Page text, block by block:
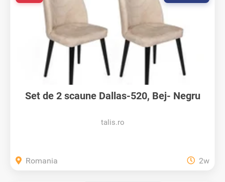
Set de 2 scaune Dallas-520, Bej- Negru
talis.ro
Romania 2w